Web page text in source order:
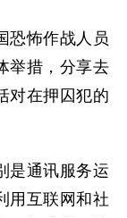
怖作战人员
举措，分享去
对在押囚犯的
通讯服务运
用互联网和社